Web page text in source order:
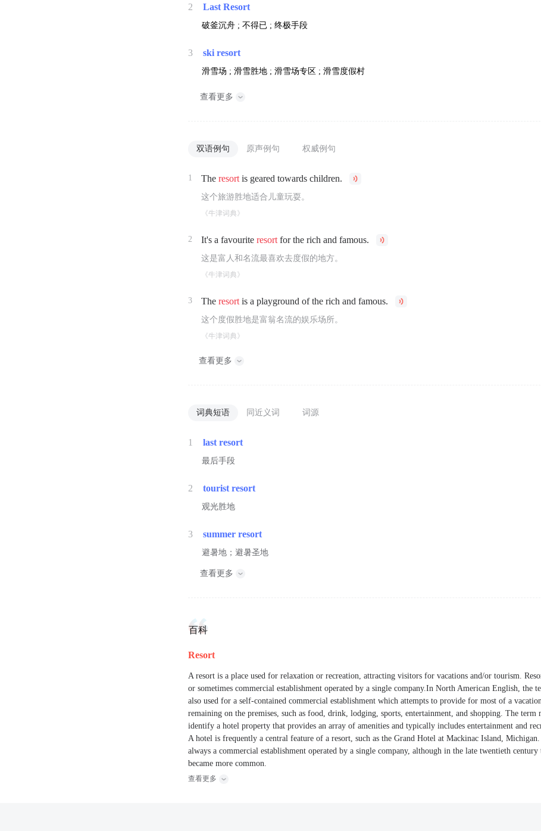
2 Last Resort
破釜沉舟 ; 不得已 ; 终极手段
3 ski resort
滑雪场 ; 滑雪胜地 ; 滑雪场专区 ; 滑雪度假村
查看更多
双语例句 原声例句 权威例句
1 Theresort is geared towards children.
这个旅游胜地适合儿童玩耍。
《牛津词典》
2 It's a favouriteresort for the rich and famous.
这是富人和名流最喜欢去度假的地方。
《牛津词典》
3 Theresort is a playground of the rich and famous.
这个度假胜地是富翁名流的娱乐场所。
《牛津词典》
查看更多
词典短语 同近义词 词源
1 last resort
最后手段
2 tourist resort
观光胜地
3 summer resort
避暑地；避暑圣地
查看更多
百科
Resort
A resort is a place used for relaxation or recreation, attracting visitors for vacations and/or tourism.
or sometimes commercial establishment operated by a single company.In North American English, the
also used for a self-contained commercial establishment which attempts to provide for most of a
remaining on the premises, such as food, drink, lodging, sports, entertainment, and shopping. The term
identify a hotel property that provides an array of amenities and typically includes entertainment and
A hotel is frequently a central feature of a resort, such as the Grand Hotel at Mackinac Island,
always a commercial establishment operated by a single company, although in the late twentieth
became more common.
查看更多